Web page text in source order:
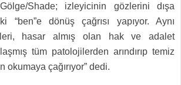
Shade; izleyicinin gözlerini dışa
“ben”e dönüş çağrısı yapıyor. Aynı
hasar almış olan hak ve adalet
tüm patolojilerden arındırıp temiz
okumaya çağırıyor” dedi.